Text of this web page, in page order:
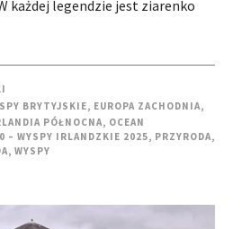
każdej legendzie jest ziarenko
BRYTYJSKIE, EUROPA ZACHODNIA,
PÓŁNOCNA, OCEAN
– WYSPY IRLANDZKIE 2025, PRZYRODA,
, WYSPY